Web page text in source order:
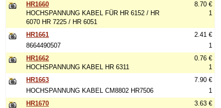
HR1660
HOCHSPANNUNG KABEL FÜR HR 6152 / HR
6070 HR 7225 / HR 6051
8.70 €
1
HR1661
8664490507
2.41 €
1
HR1662
HOCHSPANNUNG KABEL HR 6311
0.76 €
1
HR1663
HOCHSPANNUNG KABEL CM8802 HR7506
7.90 €
1
HR1670
3.63 €